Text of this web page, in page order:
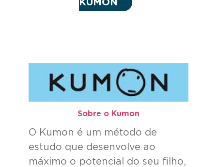
KUMON
Sobre o Kumon​
O Kumon é um método de
estudo que desenvolve ao
máximo o potencial do seu filho,